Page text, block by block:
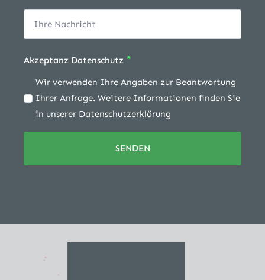
Akzeptanz Datenschutz *
Wir verwenden Ihre Angaben zur Beantwortung
Ihrer Anfrage. Weitere Informationen finden Sie
in unserer Datenschutzerklärung
SENDEN